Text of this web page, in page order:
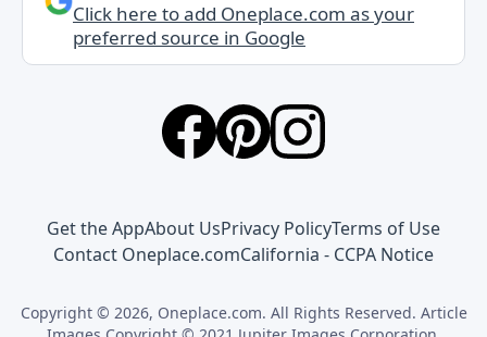
Click here to add Oneplace.com as your
preferred source in Google
Get the AppAbout UsPrivacy PolicyTerms of Use
Contact Oneplace.comCalifornia - CCPA Notice
Copyright © 2026, Oneplace.com. All Rights Reserved. Article